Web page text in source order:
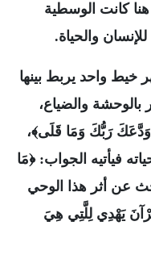
هنا كانت الوسطية
والحياة.
خيط واحد يربط بينها
بالوحشة والضياع،
وَدَّعَكَ رَبُّكَ وَمَا قَلَى﴾،
فيأتيه الجواب: ﴿مَا
عن أثر هذا الوحي
يَهْدِي لِلَّتِي هِيَ